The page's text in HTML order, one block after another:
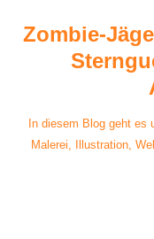
springen
Zombie-
In diesem Blog geht es
Malerei, Illustration,